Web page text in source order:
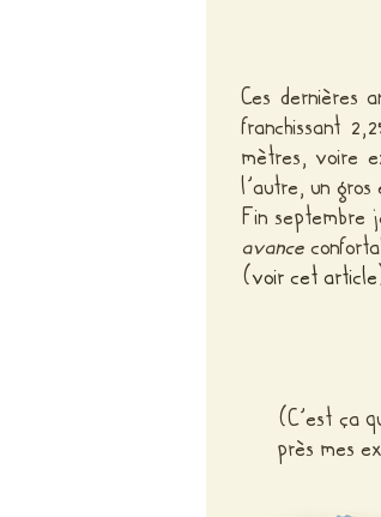
Ces dernières
franchissant
mètres, voire
l’autre, un
Fin septembre
avance
(voir cet article
(C’est ça
près mes